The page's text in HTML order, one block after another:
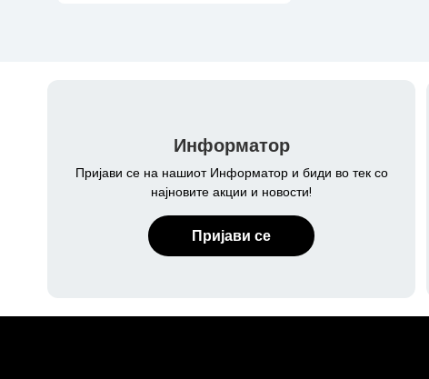
Информатор
Пријави се на нашиот Информатор и биди во тек со
најновите акции и новости!
Пријави се